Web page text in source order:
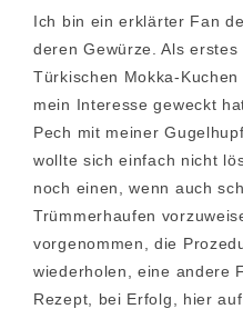
Ich bin ein erklärter Fan
deren Gewürze. Als
Türkischen Mokka-
mein Interesse geweckt
Pech mit meiner
wollte sich einfach nicht
noch einen, wenn auch
Trümmerhaufen
vorgenommen, die
wiederholen, eine andere
Rezept, bei Erfolg, hier